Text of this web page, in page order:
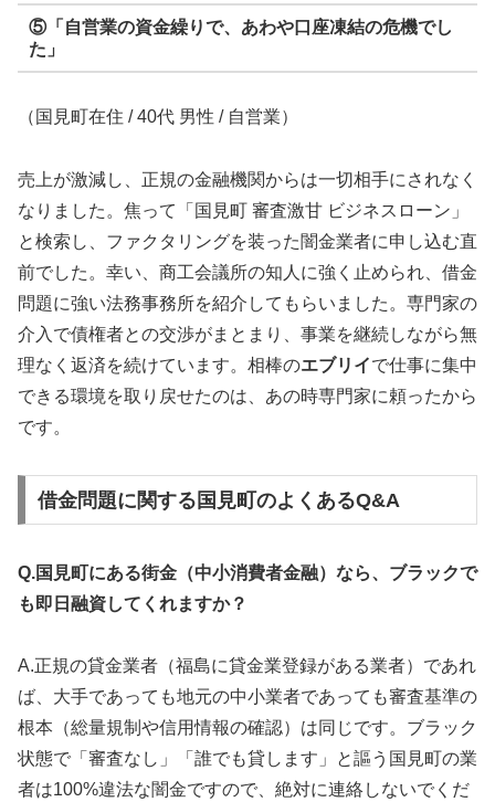
⑤「自営業の資金繰りで、あわや口座凍結の危機でし
た」
（国見町在住 / 40代 男性 / 自営業）
売上が激減し、正規の金融機関からは一切相手にされなく
なりました。焦って「国見町 審査激甘 ビジネスローン」
と検索し、ファクタリングを装った闇金業者に申し込む直
前でした。幸い、商工会議所の知人に強く止められ、借金
問題に強い法務事務所を紹介してもらいました。専門家の
介入で債権者との交渉がまとまり、事業を継続しながら無
理なく返済を続けています。相棒のエブリイで仕事に集中
できる環境を取り戻せたのは、あの時専門家に頼ったから
です。
借金問題に関する国見町のよくあるQ&A
Q.国見町にある街金（中小消費者金融）なら、ブラックで
も即日融資してくれますか？
A.正規の貸金業者（福島に貸金業登録がある業者）であれ
ば、大手であっても地元の中小業者であっても審査基準の
根本（総量規制や信用情報の確認）は同じです。ブラック
状態で「審査なし」「誰でも貸します」と謳う国見町の業
者は100%違法な闇金ですので、絶対に連絡しないでくだ